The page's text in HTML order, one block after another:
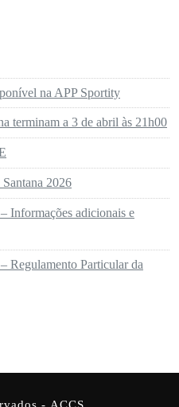
na APP Sportity
terminam a 3 de abril às 21h00
2026
Informações adicionais e
Regulamento Particular da
- ACCS